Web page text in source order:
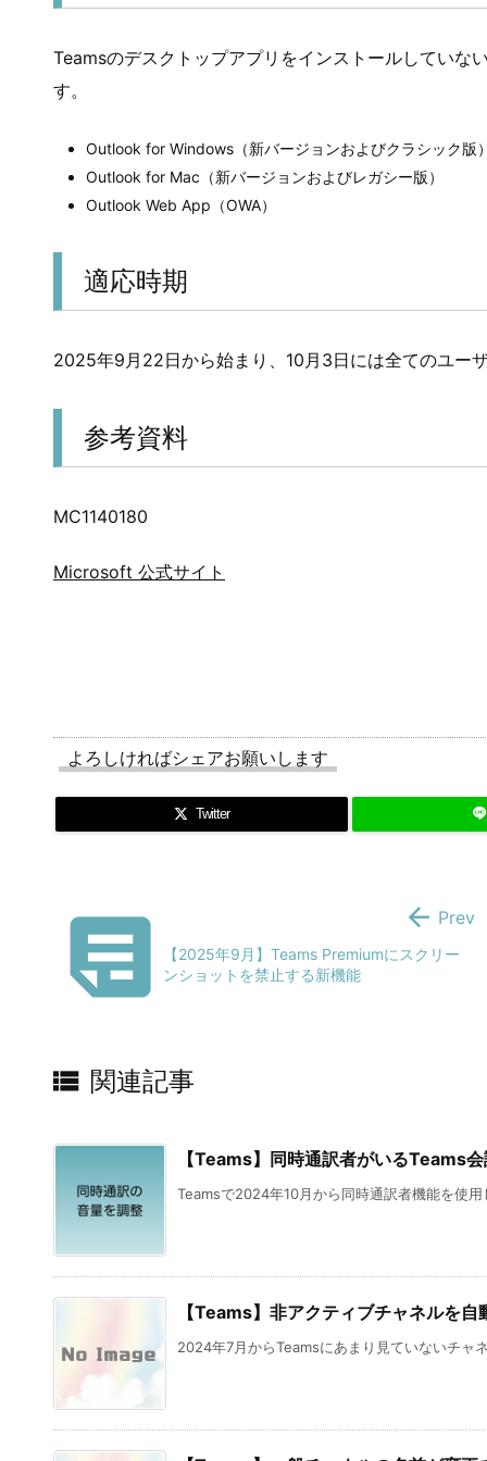
Teamsのデスクトップアプリをインストールしてい
す。
Outlook for Windows（新バージョンおよびクラシック版
Outlook for Mac（新バージョンおよびレガシー版）
Outlook Web App（OWA）
適応時期
2025年9月22日から始まり、10月3日には全てのユー
参考資料
MC1140180
Microsoft 公式サイト
よろしければシェアお願いします
Twitter

【2025年9月】Teams Premiumにスクリー
ンショットを禁止する新機能
 Prev
 関連記事
【Teams】同時通訳者がいるTeams
Teamsで2024年10月から同時通訳者機能を使
【Teams】非アクティブチャネルを自
2024年7月からTeamsにあまり見ていないチャ